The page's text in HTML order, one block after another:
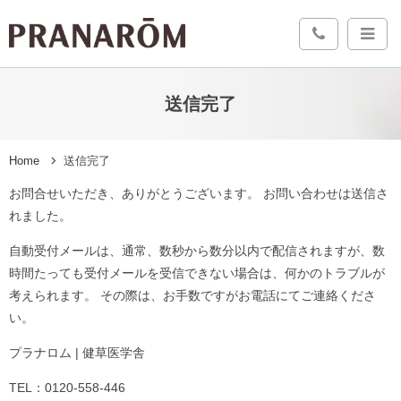
送信完了
Home 送信完了
お問合せいただき、ありがとうございます。 お問い合わせは送信さ
れました。
自動受付メールは、通常、数秒から数分以内で配信されますが、数
時間たっても受付メールを受信できない場合は、何かのトラブルが
考えられます。 その際は、お手数ですがお電話にてご連絡くださ
い。
プラナロム | 健草医学舎
TEL：0120-558-446